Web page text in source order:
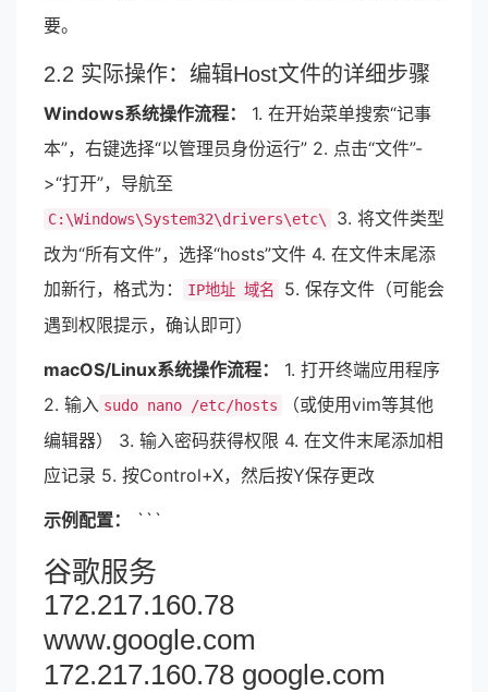
要。
2.2 实际操作：编辑Host文件的详细步骤
Windows系统操作流程：
1. 在开始菜单搜索“记事
本”，右键选择“以管理员身份运行” 2. 点击“文件”-
>“打开”，导航至
C:\Windows\System32\drivers\etc\
3. 将文件类型
改为“所有文件”，选择“hosts”文件 4. 在文件末尾添
加新行，格式为：
IP地址 域名
5. 保存文件（可能会
遇到权限提示，确认即可）
macOS/Linux系统操作流程：
1. 打开终端应用程序
2. 输入 sudo nano /etc/hosts
（或使用vim等其他
编辑器） 3. 输入密码获得权限 4. 在文件末尾添加相
应记录 5. 按Control+X，然后按Y保存更改
示例配置： ```
谷歌服务
172.217.160.78
www.google.com
172.217.160.78 google.com